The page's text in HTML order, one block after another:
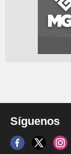
Síguenos